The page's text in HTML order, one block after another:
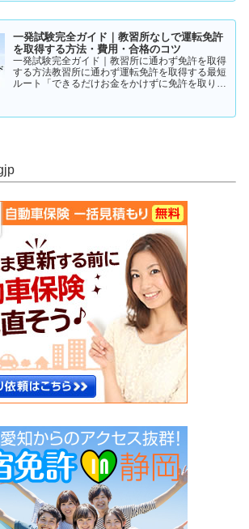
一発試験完全ガイド｜教習所なしで運転免許
を取得する方法・費用・合格のコツ
一発試験完全ガイド｜教習所に通わず免許を取得
する方法教習所に通わず運転免許を取得する最短
ルート「できるだけお金をかけずに免許を取りた
試験（飛び込み試験...